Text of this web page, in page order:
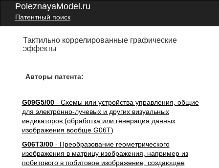
PoleznayaModel.ru
Патентный поиск
Тактильно коррелированные графические
эффекты
Авторы патента:
G09G5/00- Схемы или устройства управления, общие
для электронно-лучевых и других визуальных
индикаторов (обработка или генерация данных
изображения вообще G06T)
G06T3/00- Преобразование геометрического
изображения в матрицу изображения, например из
побитового в побитовое изображение, создающее